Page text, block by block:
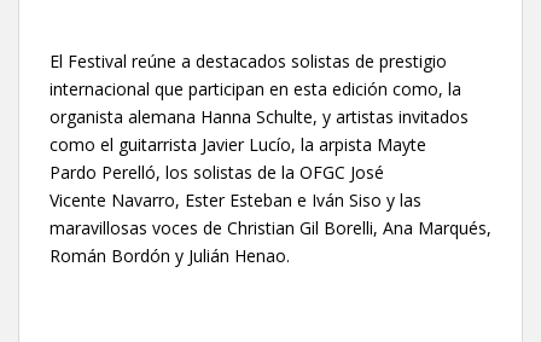
El Festival reúne a destacados solistas de prestigio
internacional que participan en esta edición como, la
organista alemana Hanna Schulte, y artistas invitados
como el guitarrista Javier Lucío, la arpista Mayte
Pardo Perelló, los solistas de la OFGC José
Vicente Navarro, Ester Esteban e Iván Siso y las
maravillosas voces de Christian Gil Borelli, Ana Marqués,
Román Bordón y Julián Henao.